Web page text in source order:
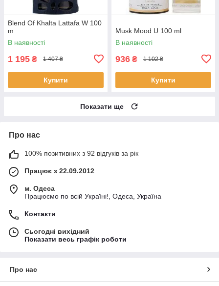
Blend Of Khalta Lattafa W 100
m
В наявності
1 195 ₴ 1 407 ₴
Купити
Musk Mood U 100 ml
В наявності
936 ₴ 1 102 ₴
Купити
Показати ще
Про нас
100% позитивних з 92 відгуків за рік
Працює з 22.09.2012
м. Одеса
Працюємо по всій Україні!, Одеса, Україна
Контакти
Сьогодні вихідний
Показати весь графік роботи
Про нас